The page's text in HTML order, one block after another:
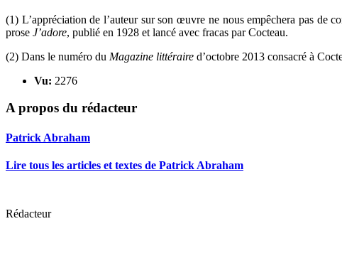
(1) L’appréciation de l’auteur sur son œuvre ne nous empêchera pas de
prose J’adore, publié en 1928 et lancé avec fracas par Cocteau.
(2) Dans le numéro du Magazine littéraire d’octobre 2013 consacré à
Vu: 2276
A propos du rédacteur
Patrick Abraham
Lire tous les articles et textes de Patrick Abraham
Rédacteur